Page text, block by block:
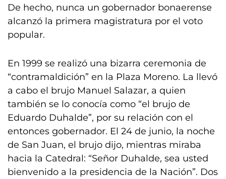
De hecho, nunca un gobernador bonaerense
alcanzó la primera magistratura por el voto
popular.
En 1999 se realizó una bizarra ceremonia de
“contramaldición” en la Plaza Moreno. La llevó
a cabo el brujo Manuel Salazar, a quien
también se lo conocía como “el brujo de
Eduardo Duhalde”, por su relación con el
entonces gobernador. El 24 de junio, la noche
de San Juan, el brujo dijo, mientras miraba
hacia la Catedral: “Señor Duhalde, sea usted
bienvenido a la presidencia de la Nación”. Dos